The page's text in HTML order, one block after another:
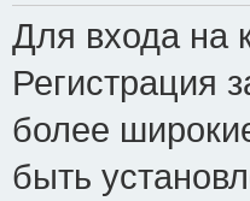
Для входа на
Регистрация
более
быть